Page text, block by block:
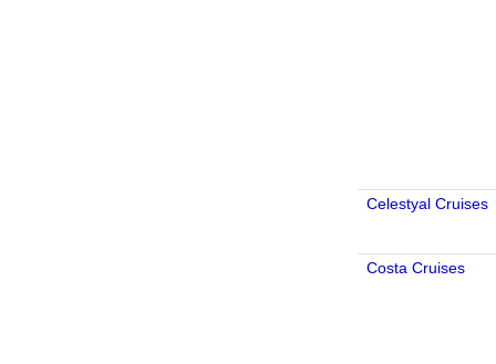
Celestyal Cruises
Costa Cruises